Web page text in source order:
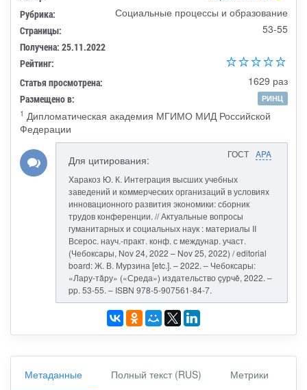
Рубрика: Социальные процессы и образование
Страницы: 53-55
Получена: 25.11.2022
Рейтинг:
Статья просмотрена:
1629 раз
Размещено в:
РИНЦ
1 Дипломатическая академия МГИМО МИД Российской
Федерации
ГОСТ APA
Для цитирования:
Харакоз Ю. К. Интеграция высших учебных
заведений и коммерческих организаций в условиях
инновационного развития экономики: сборник
трудов конференции. // Актуальные вопросы
гуманитарных и социальных наук : материалы II
Всерос. науч.-практ. конф. с междунар. участ.
(Чебоксары, Nov 24, 2022 – Nov 25, 2022) / editorial
board: Ж. В. Мурзина [etc.]. – 2022. – Чебоксары:
«Лару-тăру» («Среда») издательство çурчě, 2022. –
pp. 53-55. – ISBN 978-5-907561-84-7.
Метаданные Полный текст (RUS) Метрики